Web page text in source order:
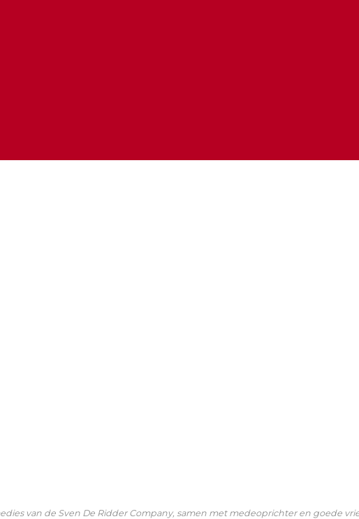
van de Sven De Ridder Company, samen met medeoprichter en goede